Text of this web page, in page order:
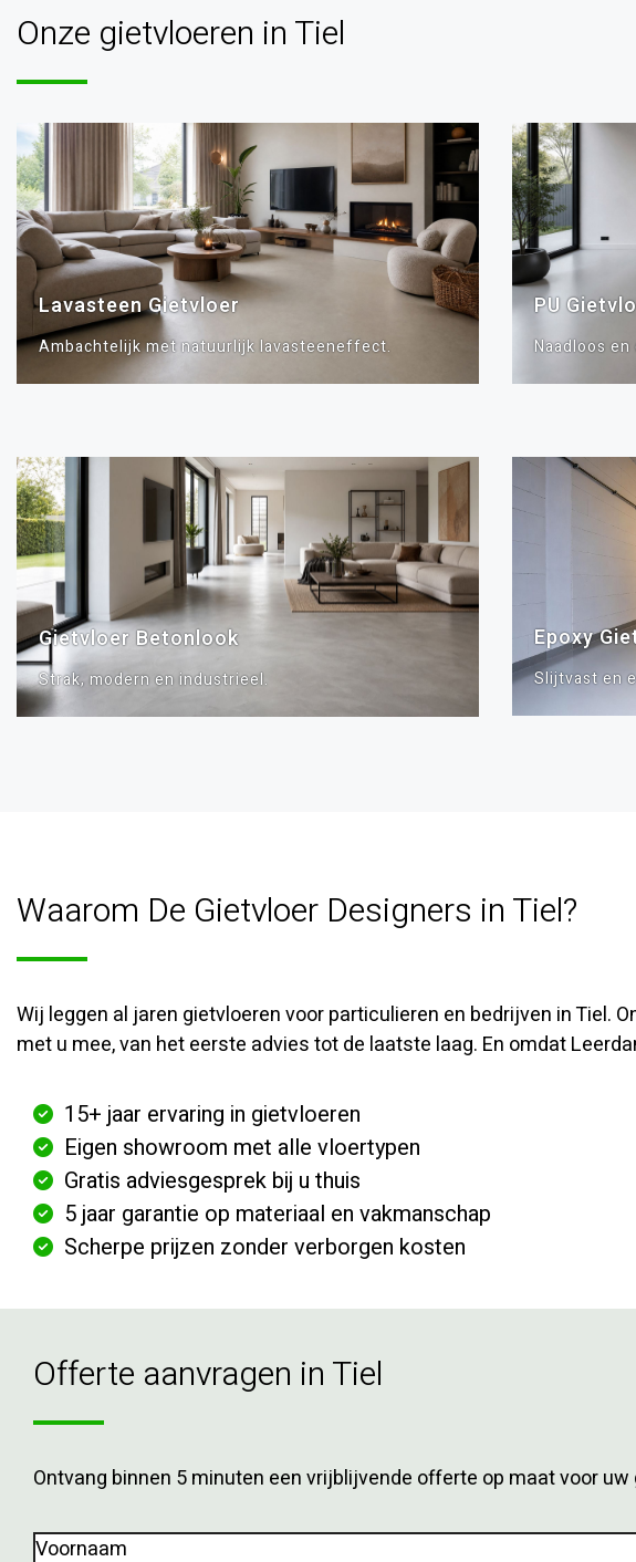
Onze gietvloeren in Tiel
Lavasteen Gietvloer
Ambachtelijk met natuurlijk lavasteeneffect.
PU
Naadloos
Gietvloer Betonlook
Strak, modern en industrieel.
Epoxy
Slijtvast en
Waarom De Gietvloer Designers in Tiel?
Wij leggen al jaren gietvloeren voor particulieren en bedrijven in Tiel.
met u mee, van het eerste advies tot de laatste laag. En omdat
15+ jaar ervaring in gietvloeren
Eigen showroom met alle vloertypen
Gratis adviesgesprek bij u thuis
5 jaar garantie op materiaal en vakmanschap
Scherpe prijzen zonder verborgen kosten
Offerte aanvragen in Tiel
Ontvang binnen 5 minuten een vrijblijvende offerte op maat voor uw
Voornaam(Vereist)